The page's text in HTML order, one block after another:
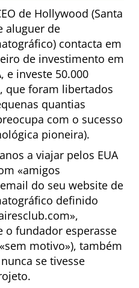
de Hollywood (Santa
aluguer de
contacta em
de investimento em
e investe 50.000
que foram libertados
quantias
com o sucesso
pioneira).
a viajar pelos EUA
amigos
do seu website de
definido
,
o fundador esperasse
sem motivo ), também
se tivesse